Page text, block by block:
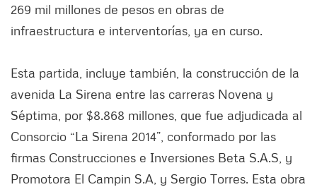
269 mil millones de pesos en obras de
infraestructura e interventorías, ya en curso.
Esta partida, incluye también, la construcción de la
avenida La Sirena entre las carreras Novena y
Séptima, por $8.868 millones, que fue adjudicada al
Consorcio “La Sirena 2014”, conformado por las
firmas Construcciones e Inversiones Beta S.A.S, y
Promotora El Campin S.A, y Sergio Torres. Esta obra